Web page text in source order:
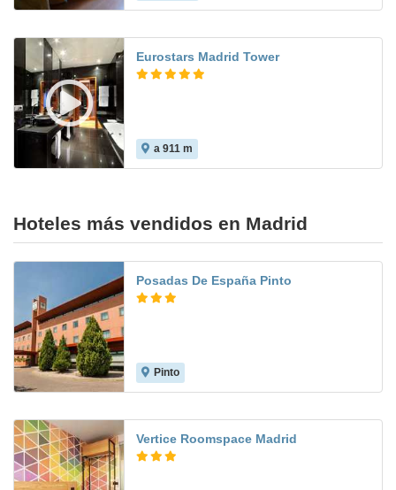
Eurostars Madrid Tower
a 911 m
Hoteles más vendidos en Madrid
Posadas De España Pinto
Pinto
Vertice Roomspace Madrid